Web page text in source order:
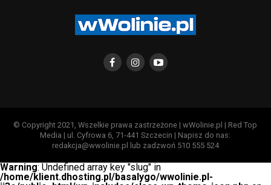
© Copyright 2021, Wszelkie prawa zastrzeżone | wWolinie.pl | Red Top
Media | ul. Cyfrowa 6, 71-441 Szczecin | Napisz do nas:
redakcja@wwolinie.pl lub zadzwoń 510 555 524
Warning: Undefined array key "slug" in
/home/klient.dhosting.pl/basalygo/wwolinie.pl-